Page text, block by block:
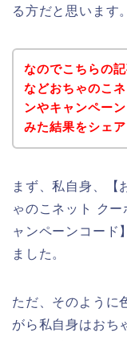
る方だと思います。
なのでこちらの
などおちゃのこ
ンやキャンペー
みた結果をシェ
まず、私自身、【
ゃのこネット ク
ャンペーンコード
ました。
ただ、そのように
がら私自身はおち